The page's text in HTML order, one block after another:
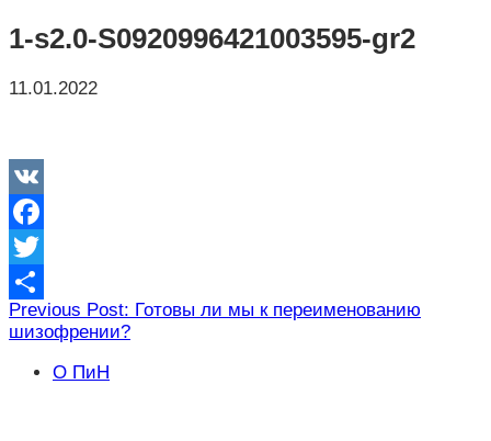
1-s2.0-S0920996421003595-gr2
11.01.2022
VK
Facebook
Twitter
Отправить
Навигация
по
записям
Previous Post: Готовы ли мы к переименованию
шизофрении?
О ПиН